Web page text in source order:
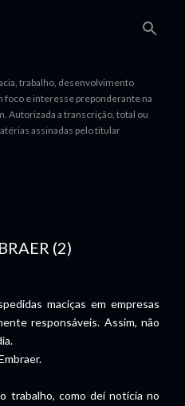
trabalho, desenvolvimento
foco e interesse preponderante na
Autorizada a transcrição, total ou
assinadas pelo titular
(2)
maciças em empresas
responsáveis. Assim, não
trabalho, como dei notícia no